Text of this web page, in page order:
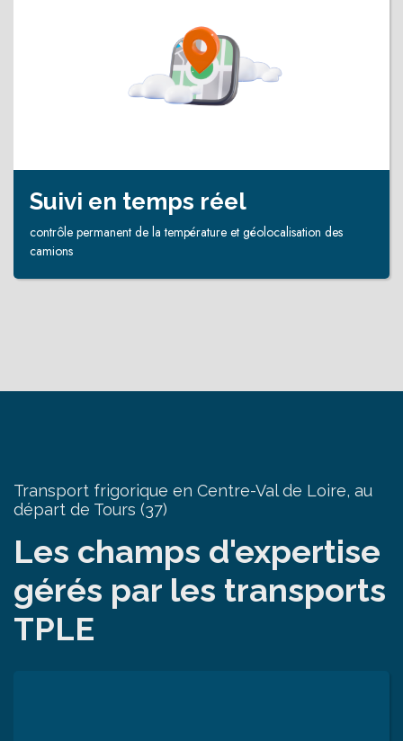
Suivi en temps réel
contrôle permanent de la température et géolocalisation des
camions
Transport frigorique en Centre-Val de Loire, au
départ de Tours (37)
Les champs d'expertise
gérés par les transports
TPLE